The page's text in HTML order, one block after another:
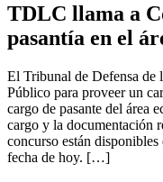
TDLC llama a
pasantía en el
El Tribunal de Defensa de
Público para proveer un
cargo de pasante del área
cargo y la documentación
concurso están
fecha de hoy. […]